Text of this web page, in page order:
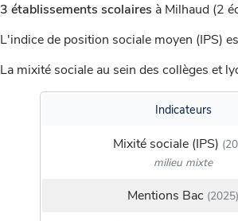
3 établissements scolaires à Milhaud (2
L'indice de position sociale moyen (IPS)
La mixité sociale au sein des collèges et
Indicateurs
Mixité sociale (IPS)
milieu mixte
Mentions Bac (2025)